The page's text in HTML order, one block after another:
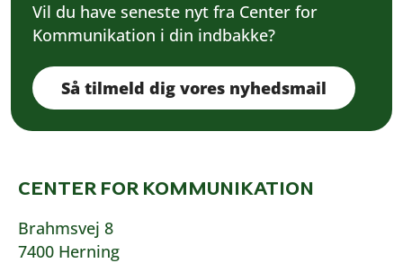
Vil du have seneste nyt fra Center for
Kommunikation i din indbakke?
Så tilmeld dig vores nyhedsmail
CENTER FOR KOMMUNIKATION
Brahmsvej 8
7400 Herning